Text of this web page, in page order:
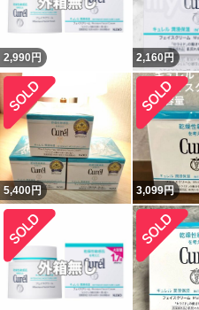
2,990 円 2,160円
5,400円 3,099円